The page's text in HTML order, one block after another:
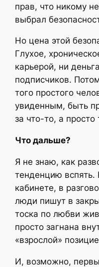
прав, что никому
выбрал
Но цена этой
Глухое,
карьерой, ни
подписчиков.
того простого
увиденным, быть
за что-то, а просто
Что дальше?
Я не знаю, как
тенденцию
кабинете, в
люди пишут в
тоска по любви
просто загнана
«взрослой»
И, возможно,